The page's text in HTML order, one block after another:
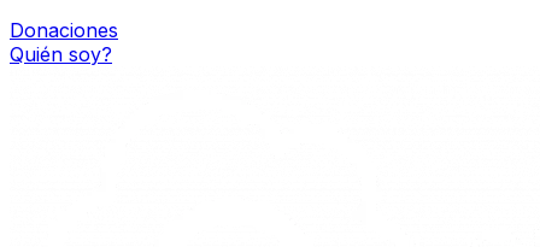
Donaciones
Quién soy?